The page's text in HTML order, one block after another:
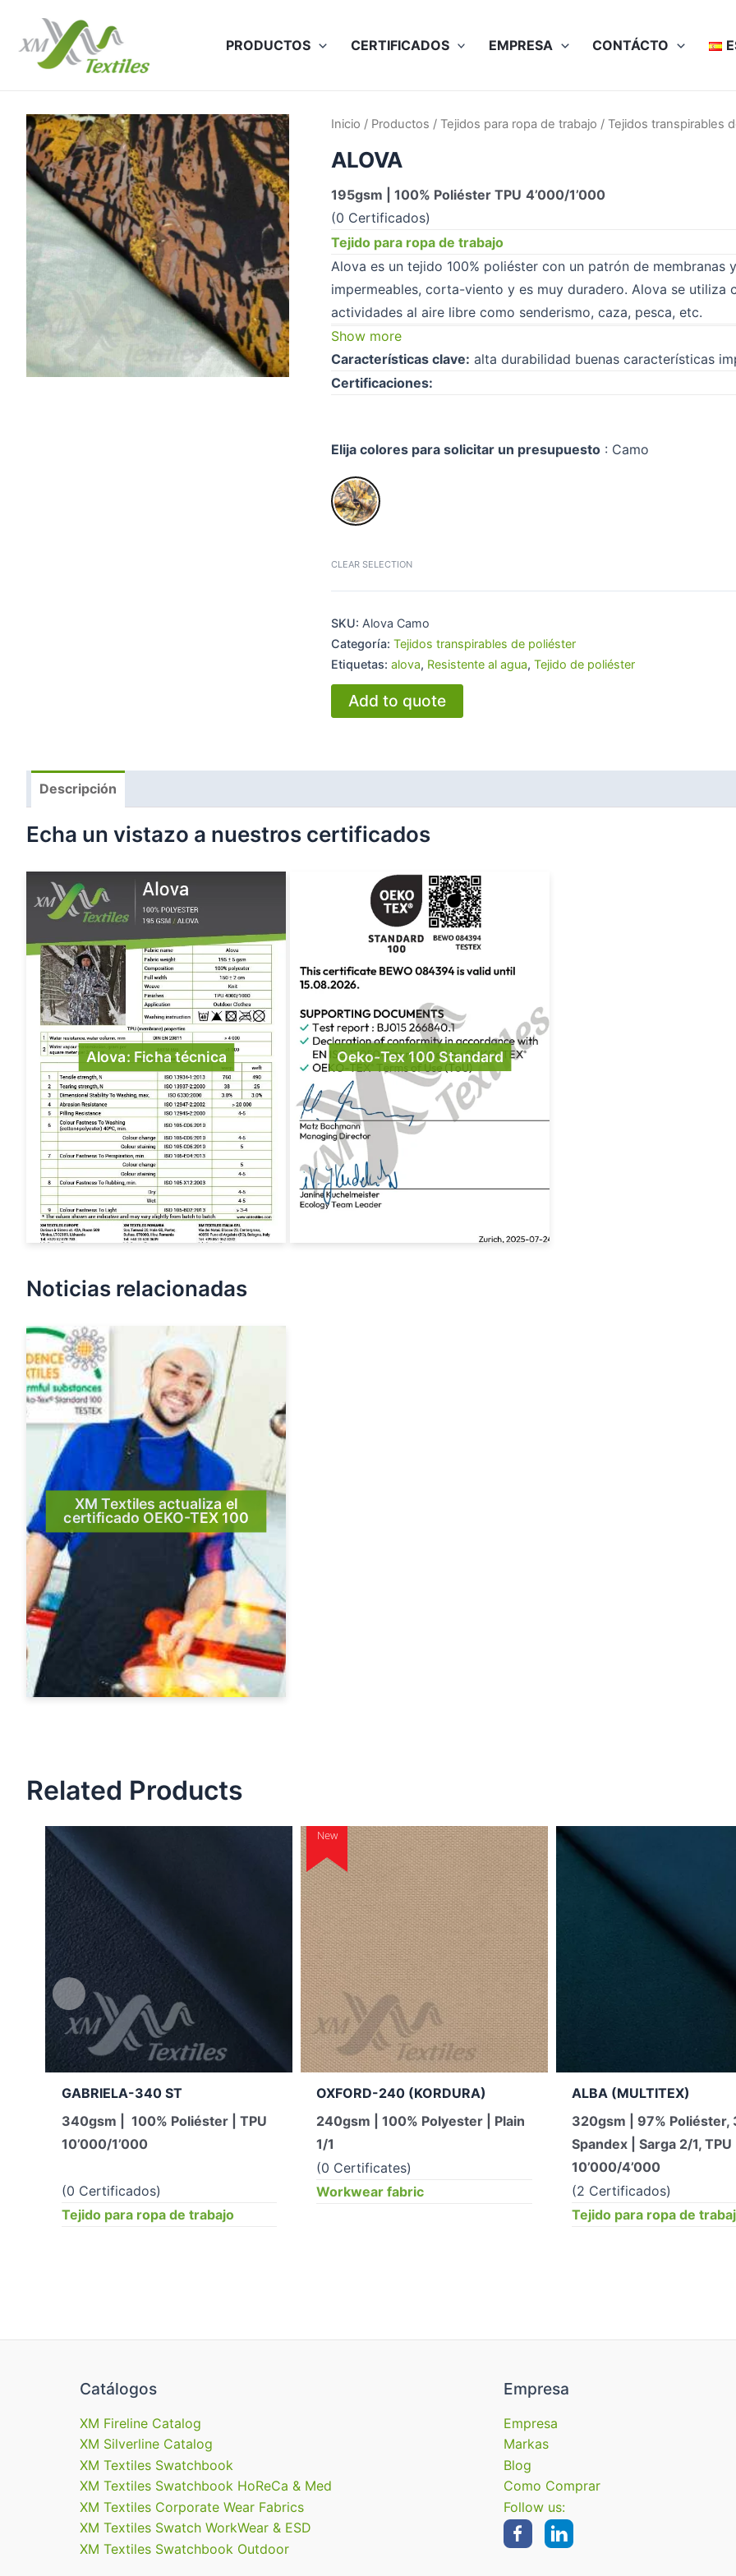
contenido
PRODUCTOS CERTIFICADOS EMPRESA CONTÁCTO
Inicio / Productos /Tejidos para ropa de trabajo /Tejidos transpirables
ALOVA
195gsm | 100% Poliéster TPU 4’000/1’000
(0 Certificados)
Tejido para ropa de trabajo
Alova es un tejido 100% poliéster con un patrón de membranas
impermeables, corta-viento y es muy duradero. Alova se
actividades al aire libre como senderismo, caza, pesca, etc.
Show more
Características clave: alta durabilidad buenas características
Certificaciones:
Elija colores para solicitar un presupuesto : Camo
CLEAR SELECTION
SKU: Alova Camo
Categoría:Tejidos transpirables de poliéster
Etiquetas:alova, Resistente al agua,Tejido de poliéster
Add to quote
Descripción
Echa un vistazo a nuestros certificados
Alova: Ficha técnica Oeko-Tex 100 Standard
Noticias relacionadas
XM Textiles actualiza el
certificado OEKO-TEX 100
Related Products
GABRIELA-340 ST
340gsm | 100% Poliéster | TPU
10’000/1’000
(0 Certificados)
Tejido para ropa de trabajo
New
OXFORD-240 (KORDURA)
240gsm | 100% Polyester | Plain
1/1
(0 Certificates)
Workwear fabric
ALBA (MULTITEX)
320gsm | 97% Poliéster,
Spandex | Sarga 2/1, TPU
10’000/4’000
(2 Certificados)
Tejido para ropa de
Catálogos
XM Fireline Catalog
XM Silverline Catalog
XM Textiles Swatchbook
XM Textiles Swatchbook HoReCa & Med
XM Textiles Corporate Wear Fabrics
XM Textiles Swatch WorkWear & ESD
XM Textiles Swatchbook Outdoor
Empresa
Empresa
Markas
Blog
Como Comprar
Follow us: